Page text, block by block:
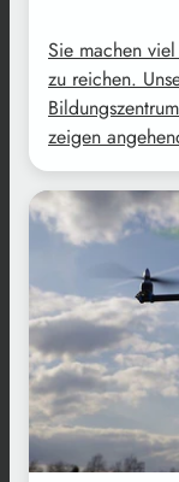
Sie machen
zu reichen.
zeigen